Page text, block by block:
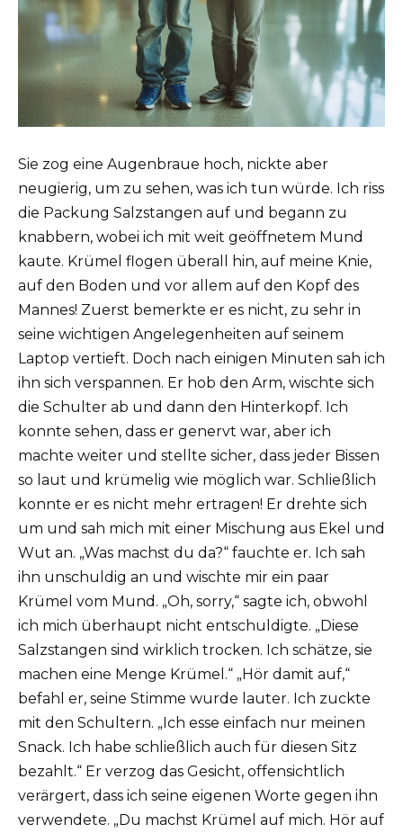
Sie zog eine Augenbraue hoch, nickte aber
neugierig, um zu sehen, was ich tun würde. Ich riss
die Packung Salzstangen auf und begann zu
knabbern, wobei ich mit weit geöffnetem Mund
kaute. Krümel flogen überall hin, auf meine Knie,
auf den Boden und vor allem auf den Kopf des
Mannes! Zuerst bemerkte er es nicht, zu sehr in
seine wichtigen Angelegenheiten auf seinem
Laptop vertieft. Doch nach einigen Minuten sah ich
ihn sich verspannen. Er hob den Arm, wischte sich
die Schulter ab und dann den Hinterkopf. Ich
konnte sehen, dass er genervt war, aber ich
machte weiter und stellte sicher, dass jeder Bissen
so laut und krümelig wie möglich war. Schließlich
konnte er es nicht mehr ertragen! Er drehte sich
um und sah mich mit einer Mischung aus Ekel und
Wut an. „Was machst du da?“ fauchte er. Ich sah
ihn unschuldig an und wischte mir ein paar
Krümel vom Mund. „Oh, sorry,“ sagte ich, obwohl
ich mich überhaupt nicht entschuldigte. „Diese
Salzstangen sind wirklich trocken. Ich schätze, sie
machen eine Menge Krümel.“ „Hör damit auf,“
befahl er, seine Stimme wurde lauter. Ich zuckte
mit den Schultern. „Ich esse einfach nur meinen
Snack. Ich habe schließlich auch für diesen Sitz
bezahlt.“ Er verzog das Gesicht, offensichtlich
verärgert, dass ich seine eigenen Worte gegen ihn
verwendete. „Du machst Krümel auf mich. Hör auf